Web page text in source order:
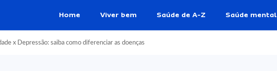
Home Viver bem Saúde de A-Z Saúde mental
x Depressão: saiba como diferenciar as doenças